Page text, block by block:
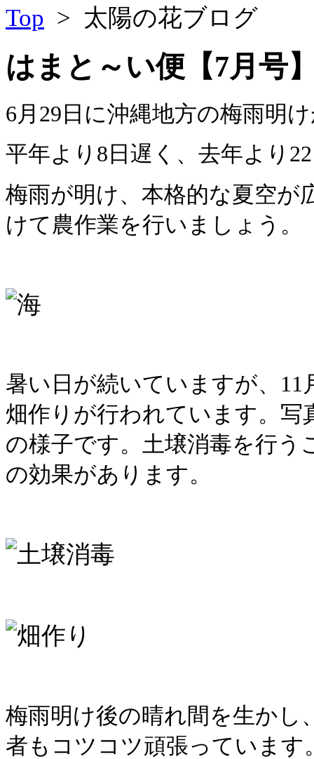
Top > 太陽の花ブログ
はまと～い便【7月号
6月29日に沖縄地方の梅雨明
平年より8日遅く、去年より
梅雨が明け、本格的な夏空が
けて農作業を行いましょう。
暑い日が続いていますが、11
畑作りが行われています。写
の様子です。土壌消毒を行う
の効果があります。
梅雨明け後の晴れ間を生かし
者もコツコツ頑張っています